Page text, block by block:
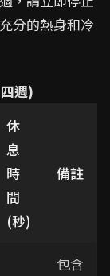
分的熱身和冷
週)
休
息
時
間
(秒)
備註
包含